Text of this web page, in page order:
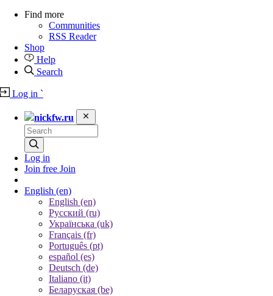
Find more
Communities
RSS Reader
Shop
Help
Search
Log in `
nickfw.ru
Log in
Join free Join
English (en)
English (en)
Русский (ru)
Українська (uk)
Français (fr)
Português (pt)
español (es)
Deutsch (de)
Italiano (it)
Беларуская (be)